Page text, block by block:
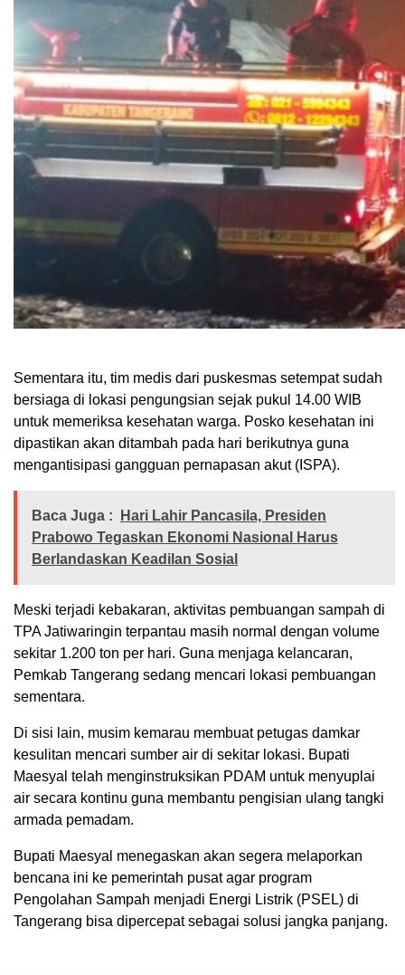
​Sementara itu, tim medis dari puskesmas setempat sudah
bersiaga di lokasi pengungsian sejak pukul 14.00 WIB
untuk memeriksa kesehatan warga. Posko kesehatan ini
dipastikan akan ditambah pada hari berikutnya guna
mengantisipasi gangguan pernapasan akut (ISPA).
Baca Juga :
Hari Lahir Pancasila, Presiden
Prabowo Tegaskan Ekonomi Nasional Harus
Berlandaskan Keadilan Sosial
​Meski terjadi kebakaran, aktivitas pembuangan sampah di
TPA Jatiwaringin terpantau masih normal dengan volume
sekitar 1.200 ton per hari. Guna menjaga kelancaran,
Pemkab Tangerang sedang mencari lokasi pembuangan
sementara.
​Di sisi lain, musim kemarau membuat petugas damkar
kesulitan mencari sumber air di sekitar lokasi. Bupati
Maesyal telah menginstruksikan PDAM untuk menyuplai
air secara kontinu guna membantu pengisian ulang tangki
armada pemadam.
​Bupati Maesyal menegaskan akan segera melaporkan
bencana ini ke pemerintah pusat agar program
Pengolahan Sampah menjadi Energi Listrik (PSEL) di
Tangerang bisa dipercepat sebagai solusi jangka panjang.